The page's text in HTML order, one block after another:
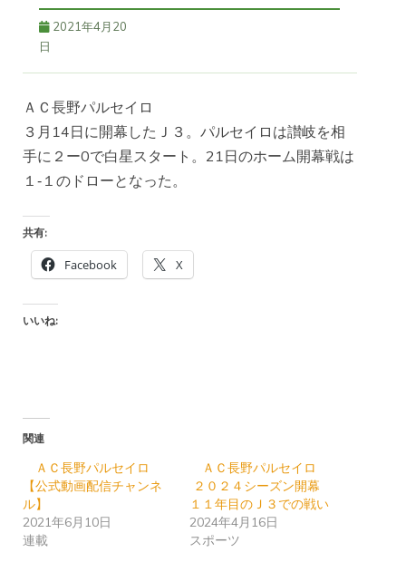
2021年4月20
日
ＡＣ長野パルセイロ
３月14日に開幕したＪ３。パルセイロは讃岐を相
手に２ー0で白星スタート。21日のホーム開幕戦は
１‐１のドローとなった。
共有:
Facebook X
いいね:
関連
ＡＣ長野パルセイロ
【公式動画配信チャンネ
ル】
2021年6月10日
連載
ＡＣ長野パルセイロ
２０２４シーズン開幕
１１年目のＪ３での戦い
2024年4月16日
スポーツ